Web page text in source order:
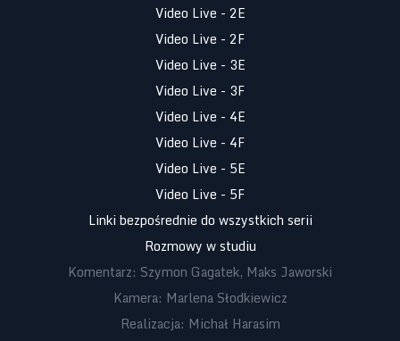
Video Live - 2E
Video Live - 2F
Video Live - 3E
Video Live - 3F
Video Live - 4E
Video Live - 4F
Video Live - 5E
Video Live - 5F
Linki bezpośrednie do wszystkich serii
Rozmowy w studiu
Komentarz: Szymon Gagatek, Maks Jaworski
Kamera: Marlena Słodkiewicz
Realizacja: Michał Harasim